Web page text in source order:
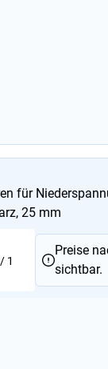
für
25 mm
1
Preise
sichtbar.